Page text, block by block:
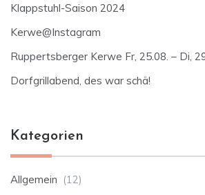
Klappstuhl-Saison 2024
Kerwe@Instagram
Ruppertsberger Kerwe Fr, 25.08. – Di,
Dorfgrillabend, des war schä!
Kategorien
Allgemein (12)